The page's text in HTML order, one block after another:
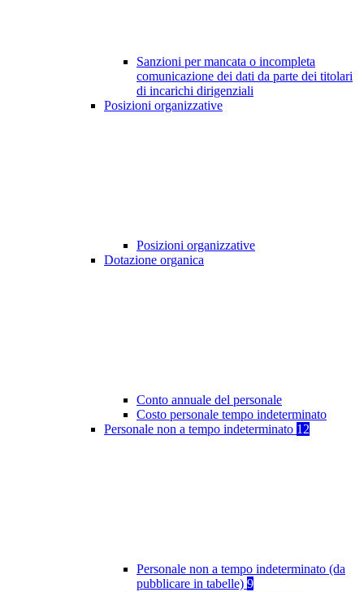
Sanzioni per mancata o incompleta
comunicazione dei dati da parte dei titolari
di incarichi dirigenziali
Posizioni organizzative
Posizioni organizzative
Dotazione organica
Conto annuale del personale
Costo personale tempo indeterminato
Personale non a tempo indeterminato 12
Personale non a tempo indeterminato (da
pubblicare in tabelle) 9